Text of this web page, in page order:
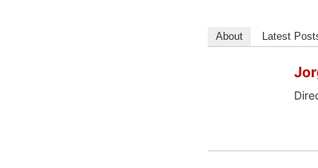
About Latest